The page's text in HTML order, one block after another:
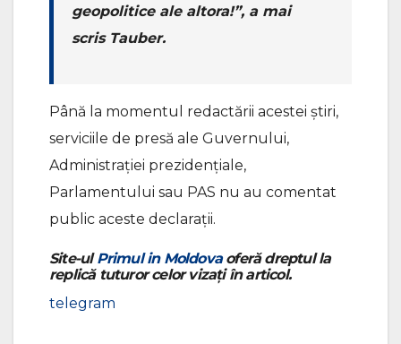
geopolitice ale altora!”, a mai
scris Tauber.
Până la momentul redactării acestei știri,
serviciile de presă ale Guvernului,
Administrației prezidențiale,
Parlamentului sau PAS nu au comentat
public aceste declarații.
Site-ulPrimul in Moldovaoferă dreptul la
replică tuturor celor vizați în articol.
telegram